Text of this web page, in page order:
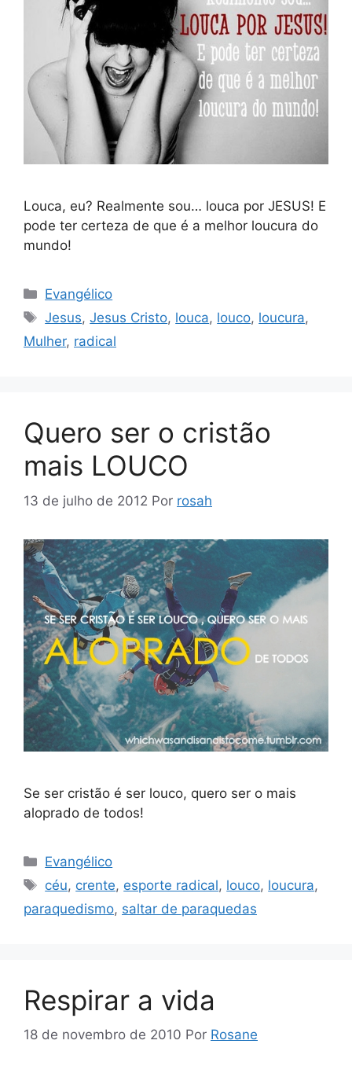
Louca, eu? Realmente sou… louca por JESUS! E
pode ter certeza de que é a melhor loucura do
mundo!
Categorias
Evangélico
Tags
Jesus,Jesus Cristo, louca, louco, loucura,
Mulher, radical
Quero ser o cristão
mais LOUCO
13 de julho de 2012 Por rosah
Se ser cristão é ser louco, quero ser o mais
aloprado de todos!
Categorias
Evangélico
Tags
céu, crente, esporte radical, louco, loucura,
paraquedismo, saltar de paraquedas
Respirar a vida
18 de novembro de 2010 Por Rosane